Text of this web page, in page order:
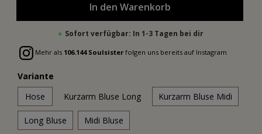
In den Warenkorb
Sofort verfügbar: In 1-3 Tagen bei dir
Mehr als 106.144 Soulsisterfolgen uns bereits auf Instagram
Variante
Hose
Kurzarm Bluse Long Kurzarm Bluse Midi
Long Bluse Midi Bluse